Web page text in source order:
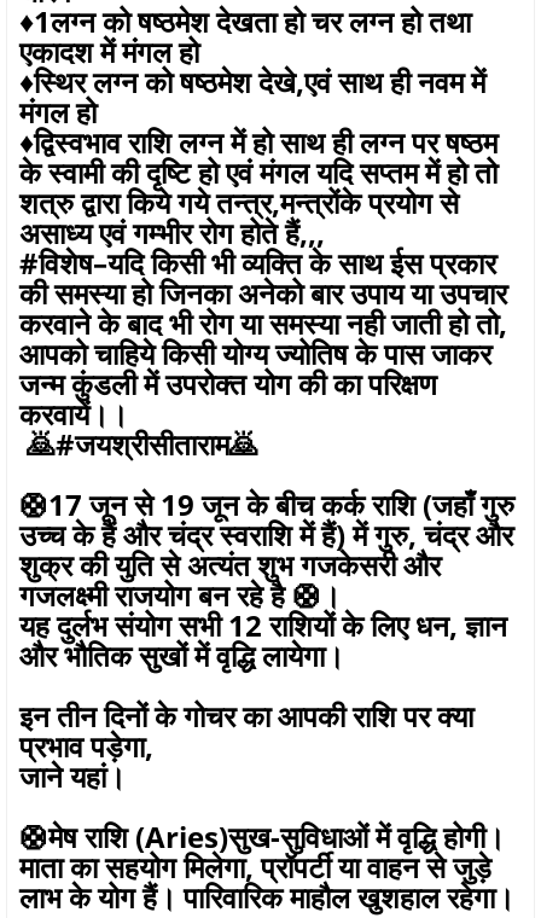
♦️1लग्न को षष्ठमेश देखता हो चर लग्न हो तथा
एकादश में मंगल हो
♦️स्थिर लग्न को षष्ठमेश देखे,एवं साथ ही नवम में
मंगल हो
♦️द्विस्वभाव राशि लग्न में हो साथ ही लग्न पर षष्ठम
के स्वामी की दृष्टि हो एवं मंगल यदि सप्तम में हो तो
शत्रु द्वारा किये गये तन्त्र,मन्त्रोंके प्रयोग से
असाध्य एवं गम्भीर रोग होते हैं,,,
#विशेष–यदि किसी भी व्यक्ति के साथ ईस प्रकार
की समस्या हो जिनका अनेको बार उपाय या उपचार
करवाने के बाद भी रोग या समस्या नही जाती हो तो,
आपको चाहिये किसी योग्य ज्योतिष के पास जाकर
जन्म कुंडली में उपरोक्त योग की का परिक्षण
करवायें।।
🙇#जयश्रीसीताराम🙇
🛟17 जून से 19 जून के बीच कर्क राशि (जहाँ गुरु
उच्च के हैं और चंद्र स्वराशि में हैं) में गुरु, चंद्र और
शुक्र की युति से अत्यंत शुभ गजकेसरी और
गजलक्ष्मी राजयोग बन रहे है 🛟।
यह दुर्लभ संयोग सभी 12 राशियों के लिए धन, ज्ञान
और भौतिक सुखों में वृद्धि लायेगा।
इन तीन दिनों के गोचर का आपकी राशि पर क्या
प्रभाव पड़ेगा,
जाने यहां।
🛟मेष राशि (Aries)सुख-सुविधाओं में वृद्धि होगी।
माता का सहयोग मिलेगा, प्रॉपर्टी या वाहन से जुड़े
लाभ के योग हैं। पारिवारिक माहौल खुशहाल रहेगा।